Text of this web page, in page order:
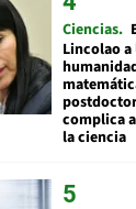
Ciencias
Lincolao a
complica
la ciencia